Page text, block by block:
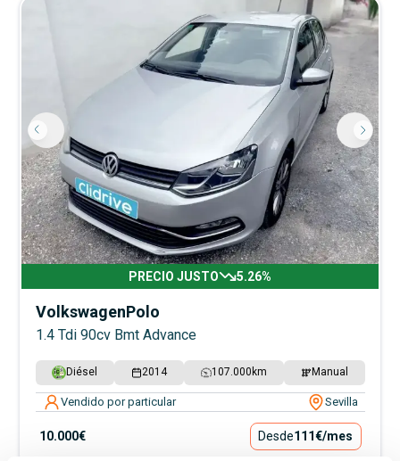
PRECIO JUSTO 5.26%
VolkswagenPolo
1.4 Tdi 90cv Bmt Advance
Diésel 2014 107.000 km Manual
Vendido por particular Sevilla
10.000€ Desde111€/mes